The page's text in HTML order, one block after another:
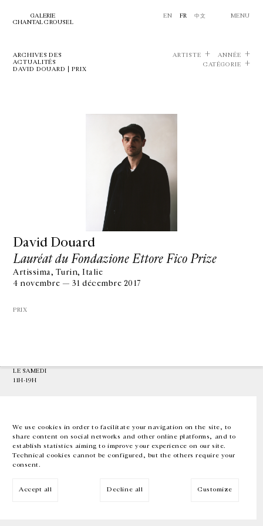
We use cookies in order to facilitate your navigation on the site, to
share content on social networks and other online platforms, and to
establish statistics aiming to improve your experience on our site.
Technical cookies cannot be configured, but the others require your
consent.
Accept all Decline all Customize
GALERIE
CHANTAL CROUSEL
EN FR 中文 MENU
ARCHIVES DES
ACTUALITÉS
DAVID DOUARD | PRIX
ARTISTE
ANNÉE
CATÉGORIE
David Douard
Lauréat du Fondazione Ettore Fico Prize
Artissima, Turin, Italie
4 novembre — 31 décembre 2017
PRIX
T.+33 1 42 77 38 87
LE SAMEDI
11H-19H
EN FR 中文 Facebook Instagram
Inscrivez-vous à notre newsletter